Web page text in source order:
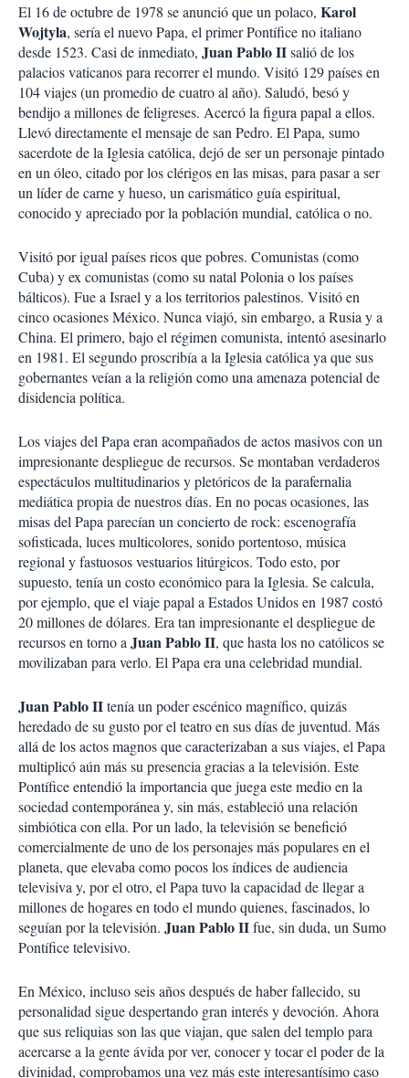
El 16 de octubre de 1978 se anunció que un polaco, Karol
Wojtyla, sería el nuevo Papa, el primer Pontífice no italiano
desde 1523. Casi de inmediato, Juan Pablo IIsalió de los
palacios vaticanos para recorrer el mundo. Visitó 129 países en
104 viajes (un promedio de cuatro al año). Saludó, besó y
bendijo a millones de feligreses. Acercó la figura papal a ellos.
Llevó directamente el mensaje de san Pedro. El Papa, sumo
sacerdote de la Iglesia católica, dejó de ser un personaje pintado
en un óleo, citado por los clérigos en las misas, para pasar a ser
un líder de carne y hueso, un carismático guía espiritual,
conocido y apreciado por la población mundial, católica o no.
Visitó por igual países ricos que pobres. Comunistas (como
Cuba) y ex comunistas (como su natal Polonia o los países
bálticos). Fue a Israel y a los territorios palestinos. Visitó en
cinco ocasiones México. Nunca viajó, sin embargo, a Rusia y a
China. El primero, bajo el régimen comunista, intentó asesinarlo
en 1981. El segundo proscribía a la Iglesia católica ya que sus
gobernantes veían a la religión como una amenaza potencial de
disidencia política.
Los viajes del Papa eran acompañados de actos masivos con un
impresionante despliegue de recursos. Se montaban verdaderos
espectáculos multitudinarios y pletóricos de la parafernalia
mediática propia de nuestros días. En no pocas ocasiones, las
misas del Papa parecían un concierto de rock: escenografía
sofisticada, luces multicolores, sonido portentoso, música
regional y fastuosos vestuarios litúrgicos. Todo esto, por
supuesto, tenía un costo económico para la Iglesia. Se calcula,
por ejemplo, que el viaje papal a Estados Unidos en 1987 costó
20 millones de dólares. Era tan impresionante el despliegue de
recursos en torno a Juan Pablo II, que hasta los no católicos se
movilizaban para verlo. El Papa era una celebridad mundial.
Juan Pablo IItenía un poder escénico magnífico, quizás
heredado de su gusto por el teatro en sus días de juventud. Más
allá de los actos magnos que caracterizaban a sus viajes, el Papa
multiplicó aún más su presencia gracias a la televisión. Este
Pontífice entendió la importancia que juega este medio en la
sociedad contemporánea y, sin más, estableció una relación
simbiótica con ella. Por un lado, la televisión se benefició
comercialmente de uno de los personajes más populares en el
planeta, que elevaba como pocos los índices de audiencia
televisiva y, por el otro, el Papa tuvo la capacidad de llegar a
millones de hogares en todo el mundo quienes, fascinados, lo
seguían por la televisión. Juan Pablo IIfue, sin duda, un Sumo
Pontífice televisivo.
En México, incluso seis años después de haber fallecido, su
personalidad sigue despertando gran interés y devoción. Ahora
que sus reliquias son las que viajan, que salen del templo para
acercarse a la gente ávida por ver, conocer y tocar el poder de la
divinidad, comprobamos una vez más este interesantísimo caso